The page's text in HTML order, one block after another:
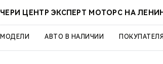
ЧЕРИ ЦЕНТР ЭКСПЕРТ МОТОРС НА
МОДЕЛИ АВТО В НАЛИЧИИ